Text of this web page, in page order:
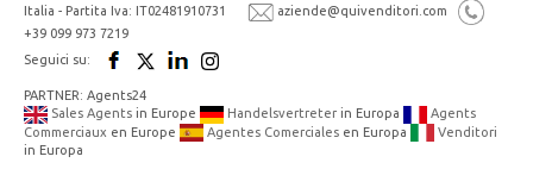
Italia - Partita Iva: IT02481910731
aziende@quivenditori.com
+39 099 973 7219
Seguici su:
PARTNER: Agents24
Sales Agents in Europe Handelsvertreter in Europa
Agents
Commerciaux en Europe Agentes Comerciales en Europa
Venditori
in Europa